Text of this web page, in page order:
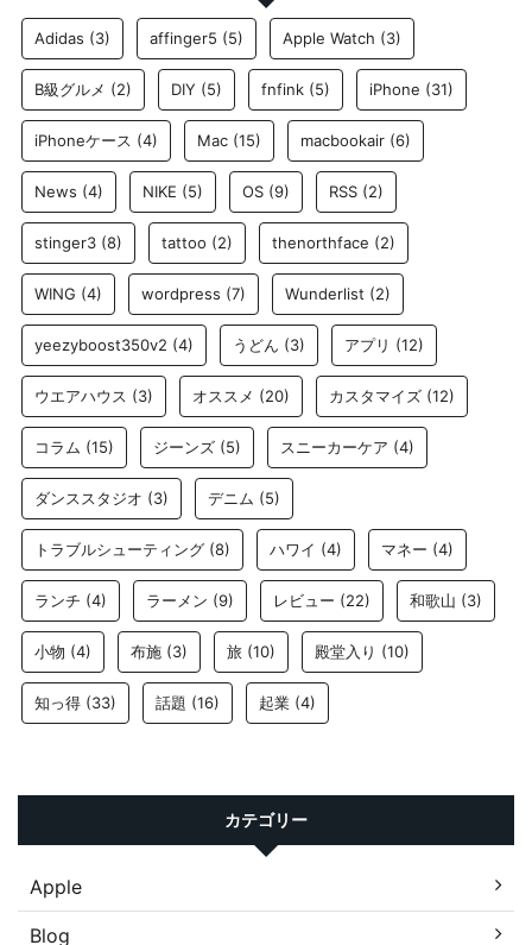
Adidas (3) affinger5 (5) Apple Watch (3)
B級グルメ (2) DIY (5) fnfink (5) iPhone (31)
iPhoneケース (4) Mac (15) macbookair (6)
News (4) NIKE (5) OS (9) RSS (2)
stinger3 (8) tattoo (2) thenorthface (2)
WING (4) wordpress (7) Wunderlist (2)
yeezyboost350v2 (4) うどん (3) アプリ (12)
ウエアハウス (3) オススメ (20) カスタマイズ (12)
コラム (15) ジーンズ (5) スニーカーケア (4)
ダンススタジオ (3) デニム (5)
トラブルシューティング (8) ハワイ (4) マネー (4)
ランチ (4) ラーメン (9) レビュー (22) 和歌山 (3)
小物 (4) 布施 (3) 旅 (10) 殿堂入り (10)
知っ得 (33) 話題 (16) 起業 (4)
カテゴリー
Apple
Blog